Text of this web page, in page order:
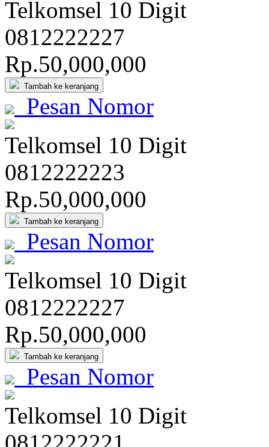
Telkomsel 10 Digit
0812222227
Rp.50,000,000
Tambah ke keranjang
Pesan Nomor
Telkomsel 10 Digit
0812222223
Rp.50,000,000
Tambah ke keranjang
Pesan Nomor
Telkomsel 10 Digit
0812222227
Rp.50,000,000
Tambah ke keranjang
Pesan Nomor
Telkomsel 10 Digit